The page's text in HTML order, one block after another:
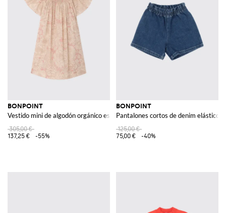
BONPOINT
Vestido mini de algodón orgánico estampado
305,00 €
137,25 €
-55%
BONPOINT
Pantalones cortos de denim elástico
125,00 €
75,00 €
-40%